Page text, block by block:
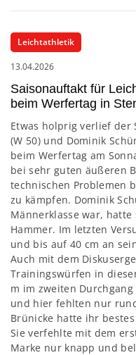
Leichtathletik
13.04.2026
Saisonauftakt für
beim Werfertag in
Etwas holprig verlief der
(W 50) und Dominik
beim Werfertag am
bei sehr guten äußeren
technischen Problemen
zu kämpfen. Dominik
Männerklasse war,
Hammer. Im letzten
und bis auf 40 cm an
Auch mit dem
Trainingswürfen in
m im zweiten
und hier fehlten nur
Brünicke hatte ihr
Sie verfehlte mit dem
Marke nur knapp und